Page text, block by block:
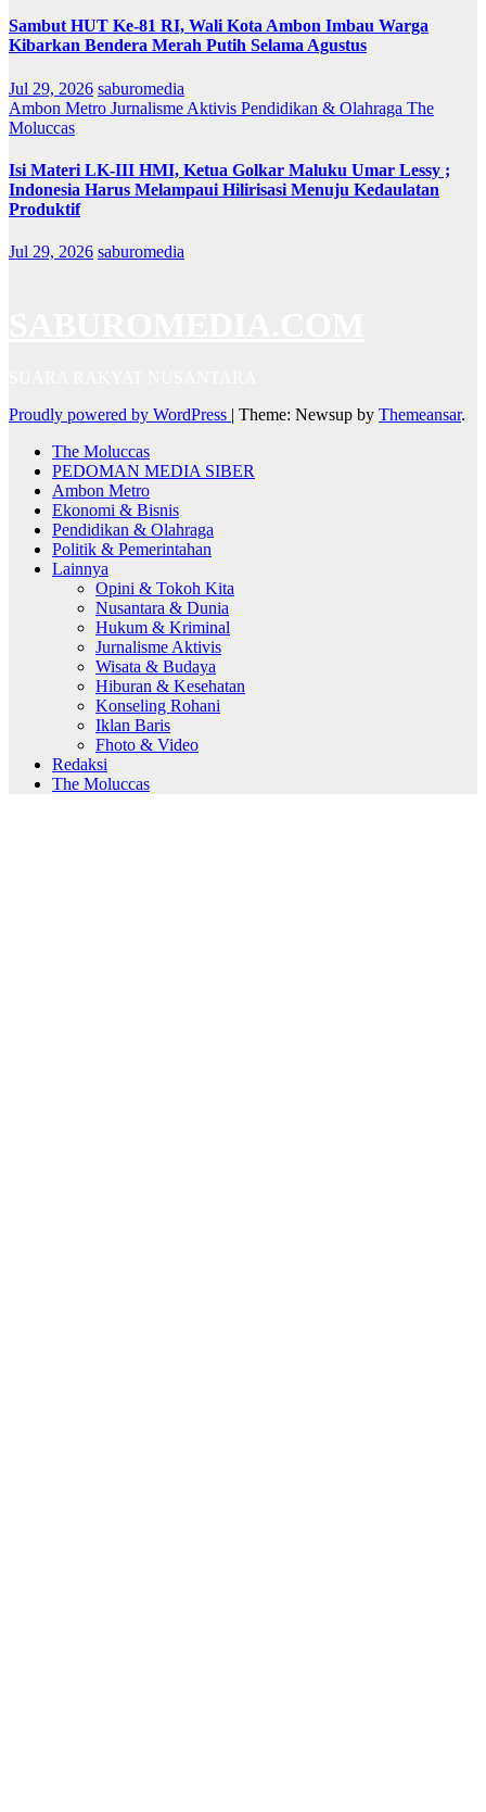
Sambut HUT Ke-81 RI, Wali Kota Ambon Imbau Warga
Kibarkan Bendera Merah Putih Selama Agustus
Jul 29, 2026 saburomedia
Ambon Metro Jurnalisme Aktivis Pendidikan & Olahraga The
Moluccas
Isi Materi LK-III HMI, Ketua Golkar Maluku Umar Lessy ;
Indonesia Harus Melampaui Hilirisasi Menuju Kedaulatan
Produktif
Jul 29, 2026 saburomedia
Proudly powered by WordPress | Theme: Newsup by Themeansar.
The Moluccas
PEDOMAN MEDIA SIBER
Ambon Metro
Ekonomi & Bisnis
Pendidikan & Olahraga
Politik & Pemerintahan
Lainnya
Opini & Tokoh Kita
Nusantara & Dunia
Hukum & Kriminal
Jurnalisme Aktivis
Wisata & Budaya
Hiburan & Kesehatan
Konseling Rohani
Iklan Baris
Fhoto & Video
Redaksi
The Moluccas